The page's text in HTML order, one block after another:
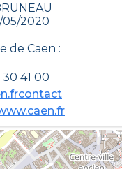
05/2020
de Caen :
41 00